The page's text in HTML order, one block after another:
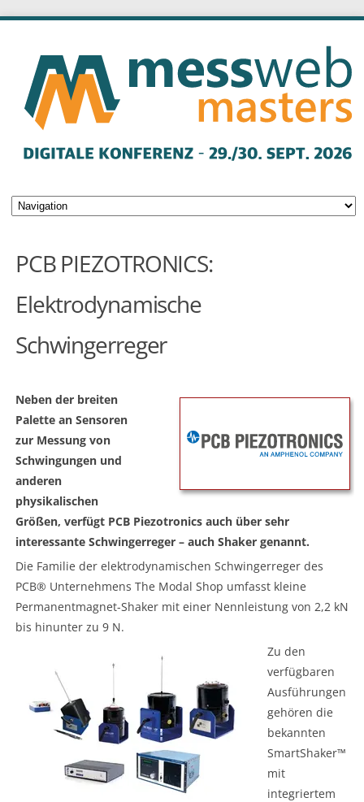
PCB PIEZOTRONICS:
Elektrodynamische
Schwingerreger
Neben der breiten
Palette an Sensoren
zur Messung von
Schwingungen und
anderen
physikalischen
Größen, verfügt PCB Piezotronics auch über sehr
interessante Schwingerreger – auch Shaker genannt.
Die Familie der elektrodynamischen Schwingerreger des
PCB® Unternehmens The Modal Shop umfasst kleine
Permanentmagnet-Shaker mit einer Nennleistung von 2,2 kN
bis hinunter zu 9 N.
Zu den
verfügbaren
Ausführungen
gehören die
bekannten
SmartShaker™
mit
integriertem